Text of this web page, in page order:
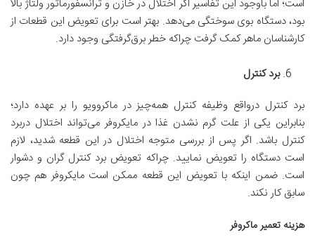
است؛ اما باوجود این تفاسیر اگر اختلال در خازن و ترانسفورماتور ولتاژ بالا
بود، دستگاه بوی سوختگی می‌دهد. بهتر است برای تعویض این قطعات از
کارشناسان ماهر کمک گرفت چراکه خطر برق‌گرفتگی وجود دارد.
برد کنترل
برد کنترل درواقع وظیفه کنترل همه‌چیز در ماکروویو را بر عهده دارد؛
بنابراین یکی از علت گرم نشدن غذا در مایکروفر می‌تواند اختلال دربرد
کنترل باشد. اگر پس از بررسی متوجه اختلال در این قطعه شدید، لازم
است دستگاه را تعویض نمایید. چراکه تعویض برد کنترل گران و دشوار
است. ضمن اینکه با تعویض این قطعه ممکن است مایکروفر هم چون
سابق کار نکند.
هزینه تعمیر ماکروفر